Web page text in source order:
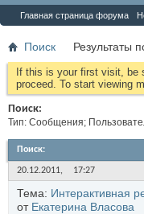
Главная страница форума
Поиск Результаты
If this is your first visit, be
proceed. To start viewing
Поиск:
Тип: Сообщения;
Поиск:
20.12.2011, 17:27
Тема: Интерактивная
от Екатерина Власова